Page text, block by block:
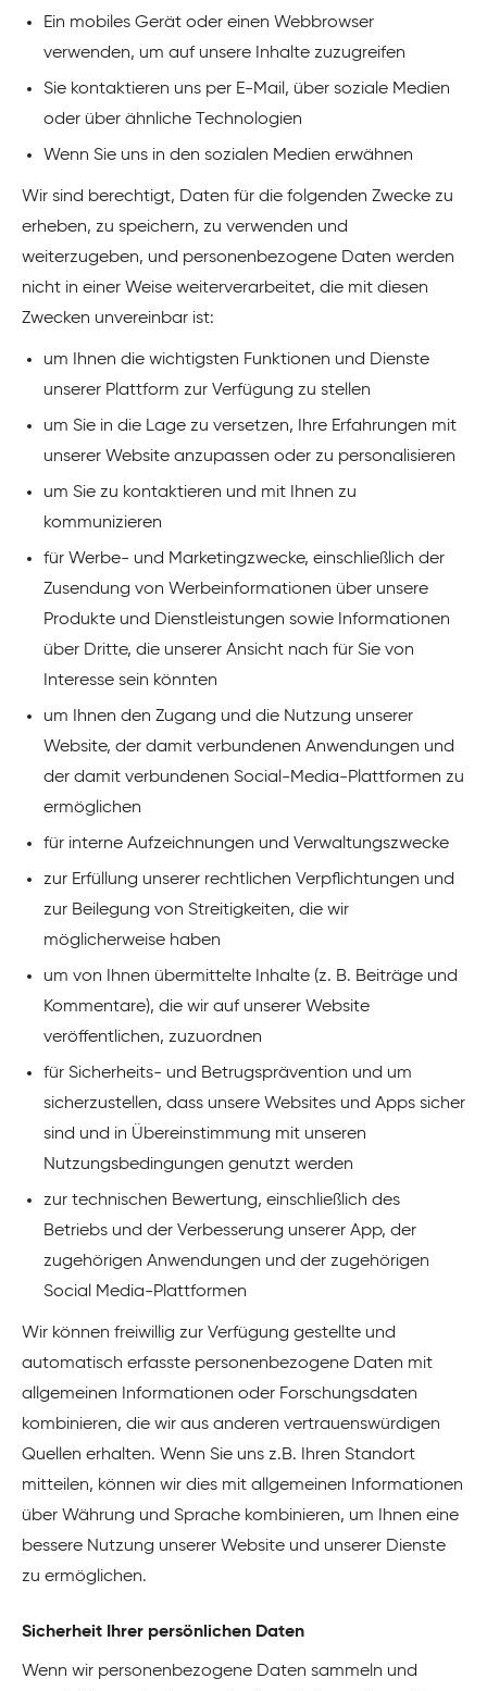
Ein mobiles Gerät oder einen Webbrowser
verwenden, um auf unsere Inhalte zuzugreifen
Sie kontaktieren uns per E-Mail, über soziale Medien
oder über ähnliche Technologien
Wenn Sie uns in den sozialen Medien erwähnen
Wir sind berechtigt, Daten für die folgenden Zwecke zu
erheben, zu speichern, zu verwenden und
weiterzugeben, und personenbezogene Daten werden
nicht in einer Weise weiterverarbeitet, die mit diesen
Zwecken unvereinbar ist:
um Ihnen die wichtigsten Funktionen und Dienste
unserer Plattform zur Verfügung zu stellen
um Sie in die Lage zu versetzen, Ihre Erfahrungen mit
unserer Website anzupassen oder zu personalisieren
um Sie zu kontaktieren und mit Ihnen zu
kommunizieren
für Werbe- und Marketingzwecke, einschließlich der
Zusendung von Werbeinformationen über unsere
Produkte und Dienstleistungen sowie Informationen
über Dritte, die unserer Ansicht nach für Sie von
Interesse sein könnten
um Ihnen den Zugang und die Nutzung unserer
Website, der damit verbundenen Anwendungen und
der damit verbundenen Social-Media-Plattformen zu
ermöglichen
für interne Aufzeichnungen und Verwaltungszwecke
zur Erfüllung unserer rechtlichen Verpflichtungen und
zur Beilegung von Streitigkeiten, die wir
möglicherweise haben
um von Ihnen übermittelte Inhalte (z. B. Beiträge und
Kommentare), die wir auf unserer Website
veröffentlichen, zuzuordnen
für Sicherheits- und Betrugsprävention und um
sicherzustellen, dass unsere Websites und Apps sicher
sind und in Übereinstimmung mit unseren
Nutzungsbedingungen genutzt werden
zur technischen Bewertung, einschließlich des
Betriebs und der Verbesserung unserer App, der
zugehörigen Anwendungen und der zugehörigen
Social Media-Plattformen
Wir können freiwillig zur Verfügung gestellte und
automatisch erfasste personenbezogene Daten mit
allgemeinen Informationen oder Forschungsdaten
kombinieren, die wir aus anderen vertrauenswürdigen
Quellen erhalten. Wenn Sie uns z.B. Ihren Standort
mitteilen, können wir dies mit allgemeinen Informationen
über Währung und Sprache kombinieren, um Ihnen eine
bessere Nutzung unserer Website und unserer Dienste
zu ermöglichen.
Sicherheit Ihrer persönlichen Daten
Wenn wir personenbezogene Daten sammeln und